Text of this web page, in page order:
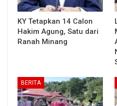
KY Tetapkan 14 Calon
Hakim Agung, Satu dari
Ranah Minang
BERITA